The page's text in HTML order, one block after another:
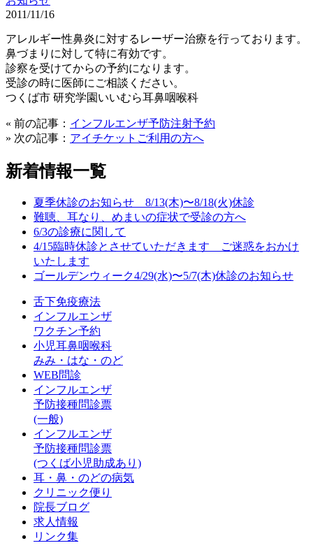
2011/11/16
アレルギー性鼻炎に対するレーザー治療を行っております。
鼻づまりに対して特に有効です。
診察を受けてからの予約になります。
受診の時に医師にご相談ください。
つくば市 研究学園いいむら耳鼻咽喉科
« 前の記事： インフルエンザ予防注射予約
» 次の記事： アイチケットご利用の方へ
新着情報一覧
夏季休診のお知らせ 8/13(木)〜8/18(火)休診
難聴、耳なり、めまいの症状で受診の方へ
6/3の診療に関して
4/15臨時休診とさせていただきます ご迷惑をおかけ
いたします
ゴールデンウィーク4/29(水)〜5/7(木)休診のお知らせ
舌下免疫療法
インフルエンザ
ワクチン予約
小児耳鼻咽喉科
みみ・はな・のど
WEB問診
インフルエンザ
予防接種問診票
(一般)
インフルエンザ
予防接種問診票
(つくば小児助成あり)
耳・鼻・のどの病気
クリニック便り
院長ブログ
求人情報
リンク集